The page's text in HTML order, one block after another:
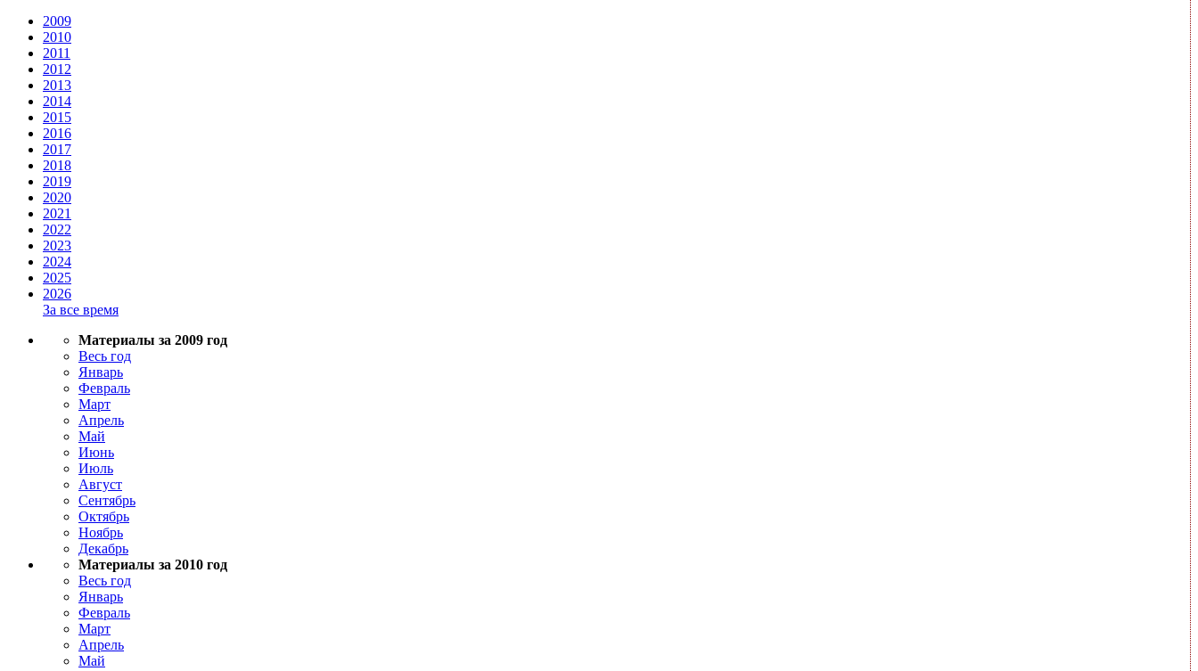
2009
2010
2011
2012
2013
2014
2015
2016
2017
2018
2019
2020
2021
2022
2023
2024
2025
2026
За все время
Материалы за 2009 год
Весь год
Январь
Февраль
Март
Апрель
Май
Июнь
Июль
Август
Сентябрь
Октябрь
Ноябрь
Декабрь
Материалы за 2010 год
Весь год
Январь
Февраль
Март
Апрель
Май